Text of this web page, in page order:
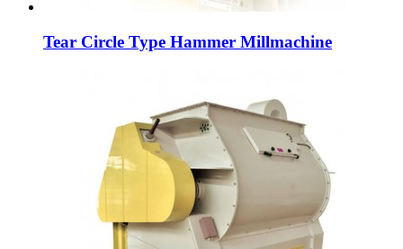
Tear Circle Type Hammer Millmachine